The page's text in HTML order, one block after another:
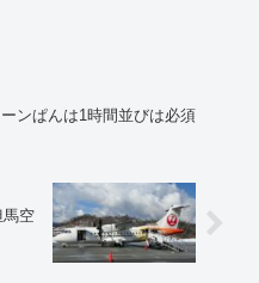
ンぱんは1時間並びは必須
馬空